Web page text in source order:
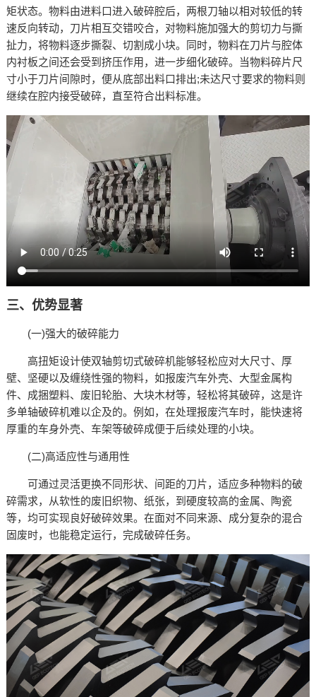
矩状态。物料由进料口进入破碎腔后，两根刀轴以相对较低的转
速反向转动，刀片相互交错咬合，对物料施加强大的剪切力与撕
扯力，将物料逐步撕裂、切割成小块。同时，物料在刀片与腔体
内衬板之间还会受到挤压作用，进一步细化破碎。当物料碎片尺
寸小于刀片间隙时，便从底部出料口排出;未达尺寸要求的物料则
继续在腔内接受破碎，直至符合出料标准。​
三、优势显著​
(一)强大的破碎能力​
高扭矩设计使双轴剪切式破碎机能够轻松应对大尺寸、厚
壁、坚硬以及缠绕性强的物料，如报废汽车外壳、大型金属构
件、成捆塑料、废旧轮胎、大块木材等，轻松将其破碎，这是许
多单轴破碎机难以企及的。例如，在处理报废汽车时，能快速将
厚重的车身外壳、车架等破碎成便于后续处理的小块。​
(二)高适应性与通用性​
可通过灵活更换不同形状、间距的刀片，适应多种物料的破
碎需求，从软性的废旧织物、纸张，到硬度较高的金属、陶瓷
等，均可实现良好破碎效果。在面对不同来源、成分复杂的混合
固废时，也能稳定运行，完成破碎任务。​